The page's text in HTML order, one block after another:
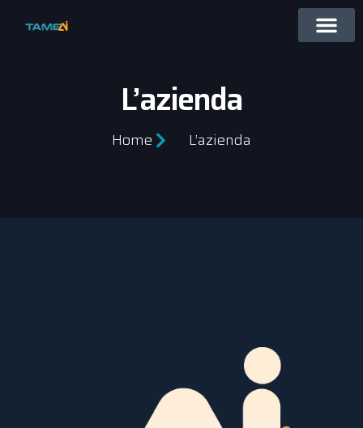
L’azienda
Home L’azienda